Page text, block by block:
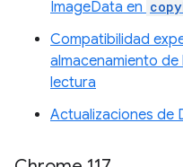
ImageData en
Compatibilidad
almacenamiento
lectura
Actualizaciones de